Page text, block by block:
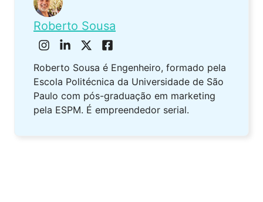
Roberto Sousa
Roberto Sousa é Engenheiro, formado pela
Escola Politécnica da Universidade de São
Paulo com pós-graduação em marketing
pela ESPM. É empreendedor serial.